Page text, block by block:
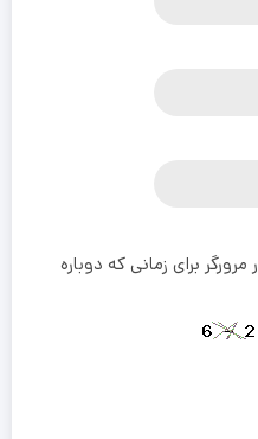
برای زمانی که دوباره